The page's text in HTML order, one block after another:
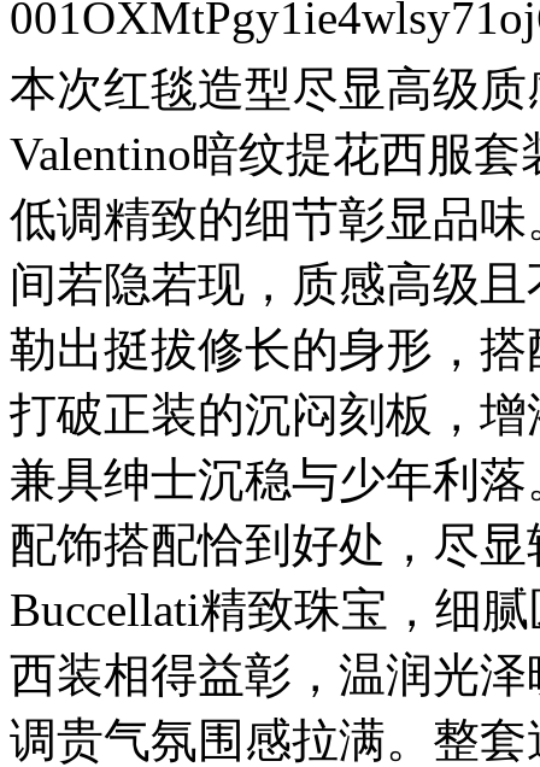
本次红毯造型尽显高级
Valentino暗纹提花西服
低调精致的细节彰显品
间若隐若现，质感高级
勒出挺拔修长的身形，
打破正装的沉闷刻板，
兼具绅士沉稳与少年利落
配饰搭配恰到好处，尽
Buccellati精致珠宝，细
西装相得益彰，温润光
调贵气氛围感拉满。整